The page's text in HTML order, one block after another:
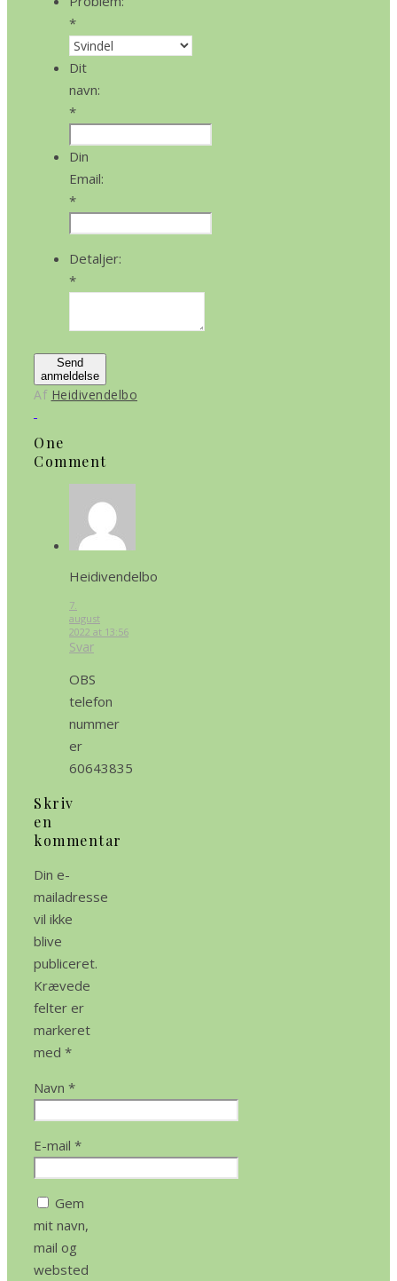
*
Dit
navn:
*
Din
Email:
*
Detaljer:
*
Send
anmeldelse
Af Heidivendelbo
One
Comment
Heidivendelbo
7.
august
2022 at 13:56
Svar
OBS
telefon
nummer
er
60643835
Skriv
en
kommentar
Din e-
mailadresse
vil ikke
blive
publiceret.
Krævede
felter er
markeret
med *
Navn *
E-mail *
Gem
mit navn,
mail og
websted